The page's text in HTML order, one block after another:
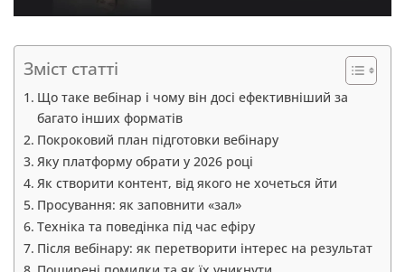
Зміст статті
Що таке вебінар і чому він досі ефективніший за
багато інших форматів
Покроковий план підготовки вебінару
Яку платформу обрати у 2026 році
Як створити контент, від якого не хочеться йти
Просування: як заповнити «зал»
Техніка та поведінка під час ефіру
Після вебінару: як перетворити інтерес на результат